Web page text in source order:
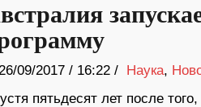
09/2017/ 16:22 / Наука,
пятьдесят лет после